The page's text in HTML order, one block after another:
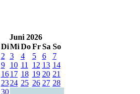
Juni 2026
DiMi Do Fr Sa So
2 3 4 5 6
7
9 10 11 12 13 14
16 17 18 19 20 21
23 24 25 26 27 28
30